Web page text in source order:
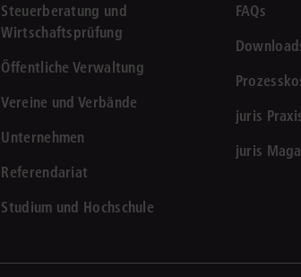
Steuerberatung und
Wirtschaftsprüfung
Öffentliche Verwaltung
Vereine und Verbände
Unternehmen
Referendariat
Studium und Hochschule
FAQs
juris
juris